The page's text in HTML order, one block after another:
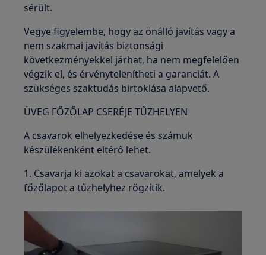
sérült.
Vegye figyelembe, hogy az önálló javítás vagy a
nem szakmai javítás biztonsági
következményekkel járhat, ha nem megfelelően
végzik el, és érvénytelenítheti a garanciát. A
szükséges szaktudás birtoklása alapvető.
ÜVEG FŐZŐLAP CSERÉJE TŰZHELYEN
A csavarok elhelyezkedése és számuk
készülékenként eltérő lehet.
1. Csavarja ki azokat a csavarokat, amelyek a
főzőlapot a tűzhelyhez rögzítik.